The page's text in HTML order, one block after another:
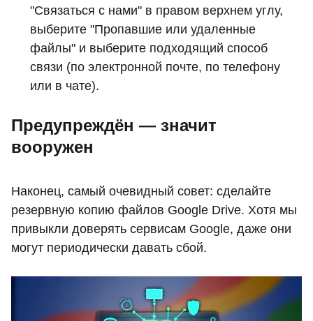
"Связаться с нами" в правом верхнем углу,
выберите "Пропавшие или удаленные
файлы" и выберите подходящий способ
связи (по электронной почте, по телефону
или в чате).
Предупреждён — значит
вооружен
Наконец, самый очевидный совет: сделайте
резервную копию файлов Google Drive. Хотя мы
привыкли доверять сервисам Google, даже они
могут периодически давать сбой.